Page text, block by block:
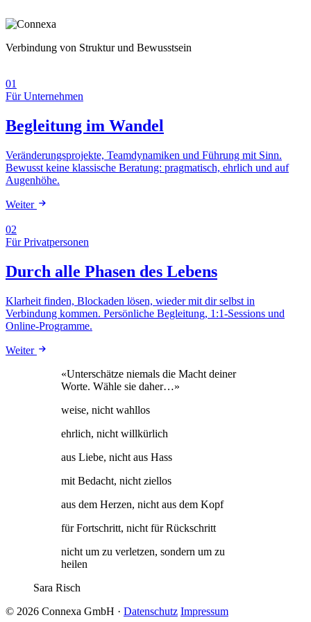
Verbindung von Struktur und Bewusstsein
01
Für Unternehmen
Begleitung im Wandel
Veränderungsprojekte, Teamdynamiken und Führung mit Sinn.
Bewusst keine klassische Beratung: pragmatisch, ehrlich und auf
Augenhöhe.
Weiter
02
Für Privatpersonen
Durch alle Phasen des Lebens
Klarheit finden, Blockaden lösen, wieder mit dir selbst in
Verbindung kommen. Persönliche Begleitung, 1:1-Sessions und
Online-Programme.
Weiter
«Unterschätze niemals die Macht deiner
Worte. Wähle sie daher…»
weise, nicht wahllos
ehrlich, nicht willkürlich
aus Liebe, nicht aus Hass
mit Bedacht, nicht ziellos
aus dem Herzen, nicht aus dem Kopf
für Fortschritt, nicht für Rückschritt
nicht um zu verletzen, sondern um zu
heilen
Sara Risch
© 2026 Connexa GmbH · Datenschutz Impressum